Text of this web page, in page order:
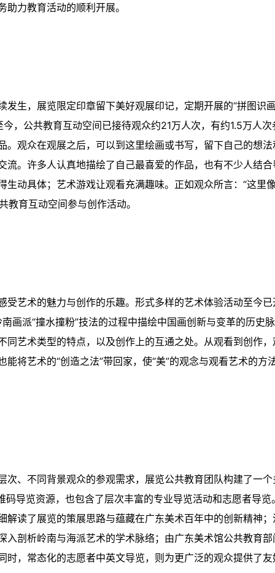
力教育活动的顺利开展。
生，展览限定印章留下美好观展印记，定期开展的“拼图识
，公共教育互动空间已接待观众约21万人次，有约1.5万人次
观众在观展之后，可以到这里绘画或书写，留下自己的想法
。许多人认真地描绘了自己最喜爱的作品，也有不少人结合
动具体；艺术游戏让观看充满趣味。正如观众所言：“这里像
教育互动空间参与创作活动。
受艺术的魅力与创作的乐趣。形式多样的艺术体验活动至今已
画派“撞水撞粉”技法的过程中描绘中国画创新与变革的历史脉
同艺术类型的特点，以及创作上的互通之处。从观看到创作，
将艺术的“创造之法”带回家，使“美”的观念与观看艺术的方
、不同背景观众的参观需求，展览公共教育团队构建了一个
导览资源，也包含了层次丰富的专业导览活动和志愿者导览。
读了展览的策展思路与蕴藏在广东美术百年中的创新精神；
剖析岭南与海派艺术的学术脉络；由广东美术馆公共教育部
时，常态化的志愿者中英文导览，则为更广泛的观众提供了友